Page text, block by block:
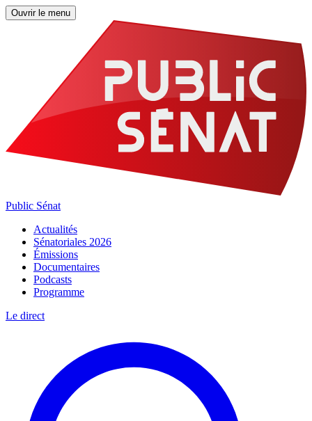
Ouvrir le menu
Public Sénat
Actualités
Sénatoriales 2026
Émissions
Documentaires
Podcasts
Programme
Le direct